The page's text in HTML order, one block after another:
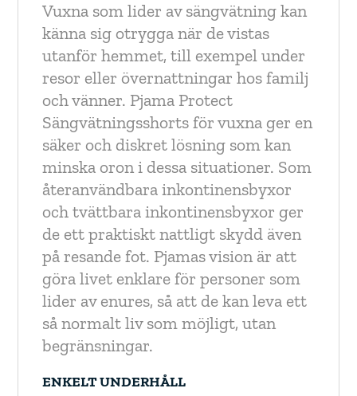
Vuxna som lider av sängvätning kan
känna sig otrygga när de vistas
utanför hemmet, till exempel under
resor eller övernattningar hos familj
och vänner. Pjama Protect
Sängvätningsshorts för vuxna ger en
säker och diskret lösning som kan
minska oron i dessa situationer. Som
återanvändbara inkontinensbyxor
och tvättbara inkontinensbyxor ger
de ett praktiskt nattligt skydd även
på resande fot. Pjamas vision är att
göra livet enklare för personer som
lider av enures, så att de kan leva ett
så normalt liv som möjligt, utan
begränsningar.
ENKELT UNDERHÅLL